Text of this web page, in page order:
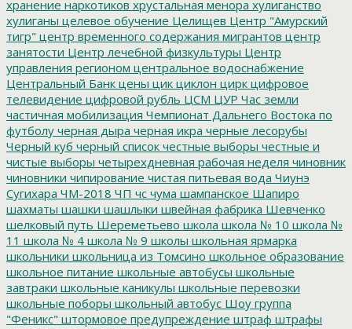
хранение наркотиков хрустальная менора хулиганство
хулиганы целевое обучение Целищев Центр "Амурский
тигр" центр временного содержания мигрантов центр
занятости Центр лечебной физкультуры Центр
управления регионом центральное водоснабжение
Центральный Банк цены цик циклон цирк цифровое
телевидение цифровой рубль ЦСМ ЦУР Час земли
частичная мобилизация Чемпионат Дальнего Востока по
футболу черная дыра черная икра черные лесорубы
Черный куб черный список честные выборы честные и
чистые выборы четырехдневная рабочая неделя чиновник
чиновники чипирование чистая питьевая вода Чиунэ
Сугихара ЧМ-2018 ЧП чс чума шампанское Шапиро
шахматы шашки шашлыки швейная фабрика Шевченко
шелковый путь Шереметьево школа школа № 10 школа №
11 школа № 4 школа № 9 школы школьная ярмарка
школьники школьница из Томсино школьное образование
школьное питание школьные автобусы школьные
завтраки школьные каникулы школьные перевозки
школьные поборы школьный автобус Шоу группа
"Феникс" штормовое предупреждение штраф штрафы